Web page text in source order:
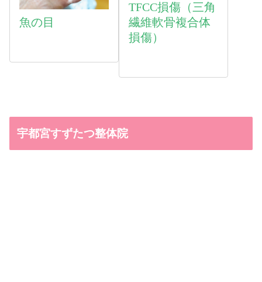
魚の目
TFCC損傷（三角
繊維軟骨複合体
損傷）
宇都宮すずたつ整体院